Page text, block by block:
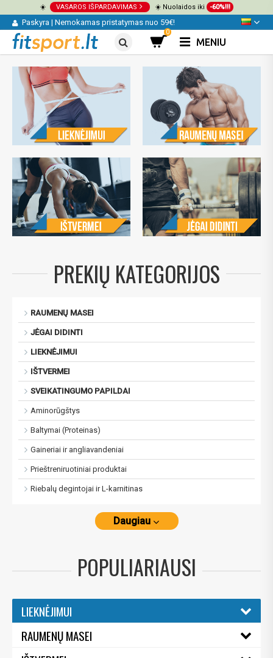
☀️ VASAROS IŠPARDAVIMAS ☀️ Nuolaidos iki -60%!!!
Paskyra | Nemokamas pristatymas nuo 59€!
0
MENIU
PREKIŲ KATEGORIJOS
RAUMENŲ MASEI
JĖGAI DIDINTI
LIEKNĖJIMUI
IŠTVERMEI
SVEIKATINGUMO PAPILDAI
Aminorūgštys
Baltymai (Proteinas)
Gaineriai ir angliavandeniai
Prieštreniruotiniai produktai
Riebalų degintojai ir L-karnitinas
Daugiau
POPULIARIAUSI
LIEKNĖJIMUI
RAUMENŲ MASEI